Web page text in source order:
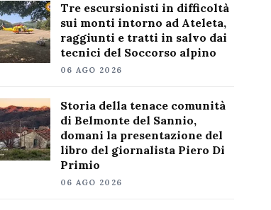
Tre escursionisti in difficoltà
sui monti intorno ad Ateleta,
raggiunti e tratti in salvo dai
tecnici del Soccorso alpino
06 AGO 2026
Storia della tenace comunità
di Belmonte del Sannio,
domani la presentazione del
libro del giornalista Piero Di
Primio
06 AGO 2026